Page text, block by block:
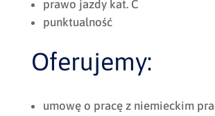
prawo jazdy kat. C
punktualność
Oferujemy:
umowę o pracę z niemieckim